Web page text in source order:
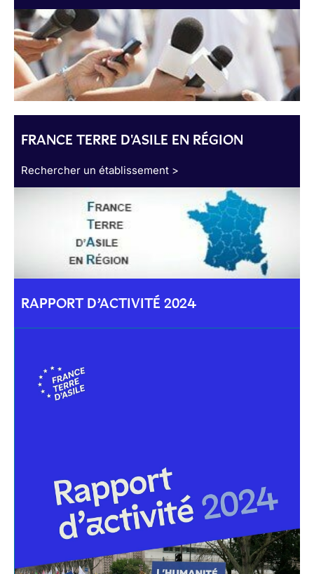
FRANCE TERRE D'ASILE EN RÉGION
Rechercher un établissement >
RAPPORT D’ACTIVITÉ 2024